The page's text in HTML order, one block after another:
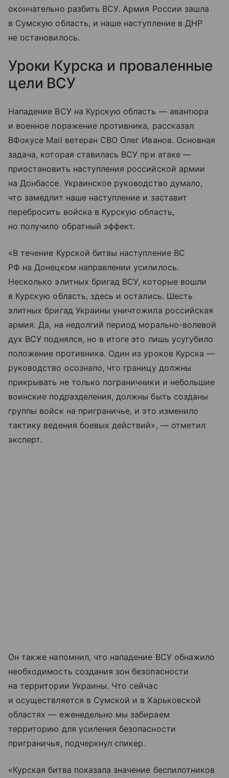
окончательно разбить ВСУ. Армия России зашла
в Сумскую область, и наше наступление в ДНР
не остановилось.
Уроки Курска и проваленные
цели ВСУ
Нападение ВСУ на Курскую область — авантюра
и военное поражение противника, рассказал
ВФокусе Mail ветеран СВО Олег Иванов. Основная
задача, которая ставилась ВСУ при атаке —
приостановить наступления российской армии
на Донбассе. Украинское руководство думало,
что замедлит наше наступление и заставит
перебросить войска в Курскую область,
но получило обратный эффект.
«В течение Курской битвы наступление ВС
РФ на Донецком направлении усилилось.
Несколько элитных бригад ВСУ, которые вошли
в Курскую область, здесь и остались. Шесть
элитных бригад Украины уничтожила российская
армия. Да, на недолгий период морально-волевой
дух ВСУ поднялся, но в итоге это лишь усугубило
положение противника. Один из уроков Курска —
руководство осознало, что границу должны
прикрывать не только пограничники и небольшие
воинские подразделения, должны быть созданы
группы войск на приграничье, и это изменило
тактику ведения боевых действий», — отметил
эксперт.
Он также напомнил, что нападение ВСУ обнажило
необходимость создания зон безопасности
на территории Украины. Что сейчас
и осуществляется в Сумской и в Харьковской
областях — еженедельно мы забираем
территорию для усиления безопасности
приграничья, подчеркнул спикер.
«Курская битва показала значение беспилотников